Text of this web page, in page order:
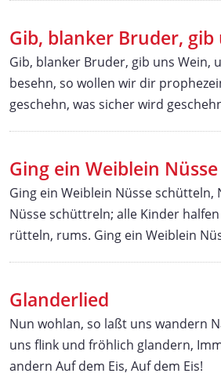
Gib, blanker Bruder, gib
Gib, blanker Bruder, gib uns Wein,
besehn, so wollen wir dir
geschehn, was sicher wird
Ging ein Weiblein
Ging ein Weiblein Nüsse schütteln,
Nüsse schüttreln; alle Kinder
rütteln, rums. Ging ein Weiblein
Glanderlied
Nun wohlan, so laßt uns wandern
uns flink und fröhlich glandern,
andern Auf dem Eis, Auf dem Eis!